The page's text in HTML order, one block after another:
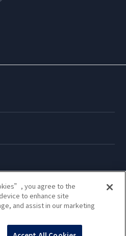
you agree to the
to enhance site
and assist in our marketing